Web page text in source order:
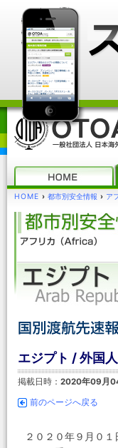
HOME › 都市別安全情報 › ア
エジプト / 外国
掲載日時： 2020年09月
前のページへ戻る
２０２０年９月０